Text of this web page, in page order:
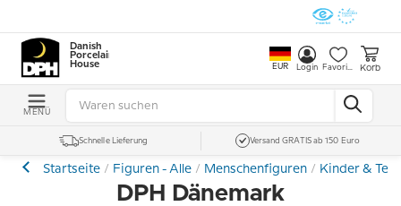
Danish
Porcelain
House
EUR Login Favoriten Korb
MENÜ
Schnelle Lieferung Versand GRATIS ab 150 Euro
Startseite Figuren - Alle Menschenfiguren Kinder &
DPH Dänemark